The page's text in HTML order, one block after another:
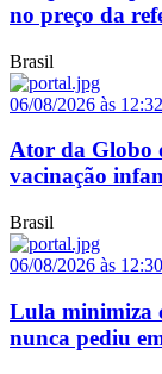
no preço da
Brasil
06/08/2026 às 12:32
Ator da Globo
vacinação
Brasil
06/08/2026 às 12:30
Lula minimiza
nunca pediu